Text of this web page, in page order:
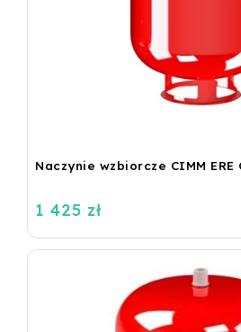
Naczynie wzbiorcze CIMM ERE
1 425 zł